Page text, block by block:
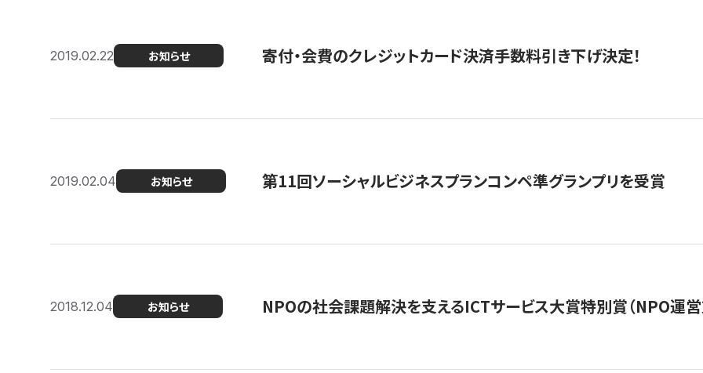
2019.02.22 お知らせ 寄付・会費のクレジットカード決済手数料引き下げ決定！
2019.02.04 お知らせ 第11回ソーシャルビジネスプランコンペ準グランプリを受賞
2018.12.04 お知らせ NPOの社会課題解決を支えるICTサービス大賞特別賞（NPO運